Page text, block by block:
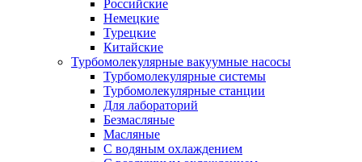
Российские
Немецкие
Турецкие
Китайские
Турбомолекулярные вакуумные насосы
Турбомолекулярные системы
Турбомолекулярные станции
Для лабораторий
Безмасляные
Масляные
C водяным охлаждением